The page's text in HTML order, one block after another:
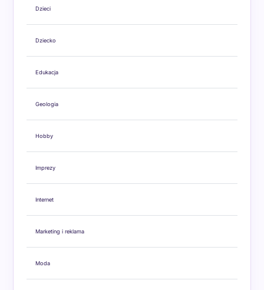
Dzieci
Dziecko
Edukacja
Geologia
Hobby
Imprezy
Internet
Marketing i reklama
Moda